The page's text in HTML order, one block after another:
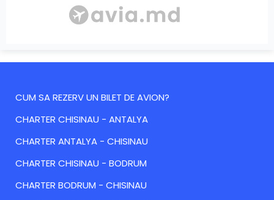
CUM SA REZERV UN BILET DE AVION?
CHARTER CHISINAU - ANTALYA
CHARTER ANTALYA - CHISINAU
CHARTER CHISINAU - BODRUM
CHARTER BODRUM - CHISINAU